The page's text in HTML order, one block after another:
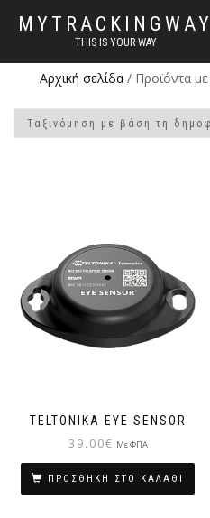
MYTRACKINGWAY
THIS IS YOUR WAY
Αρχική σελίδα/ Προϊόντα με
TELTONIKA EYE SENSOR
39.00€ Με ΦΠΑ
ΠΡΟΣΘΉΚΗ ΣΤΟ ΚΑΛΆΘΙ